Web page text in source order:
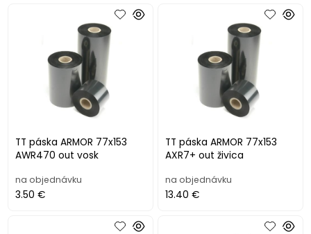
TT páska ARMOR 77x153
AWR470 out vosk
na objednávku
3.50 €
TT páska ARMOR 77x153
AXR7+ out živica
na objednávku
13.40 €